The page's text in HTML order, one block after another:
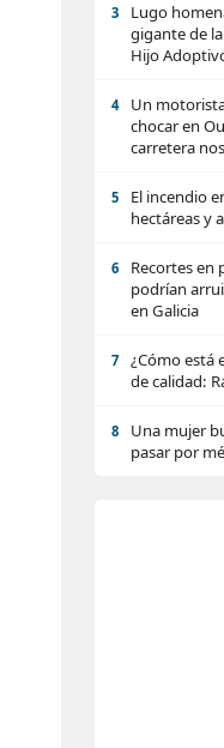
3
Lugo
gigante de
Hijo
4
Un
chocar en
carretera
5
El incendio
hectáreas y
6
Recortes en
podrían
en Galicia
7
¿Cómo está
de calidad:
8
Una mujer
pasar por